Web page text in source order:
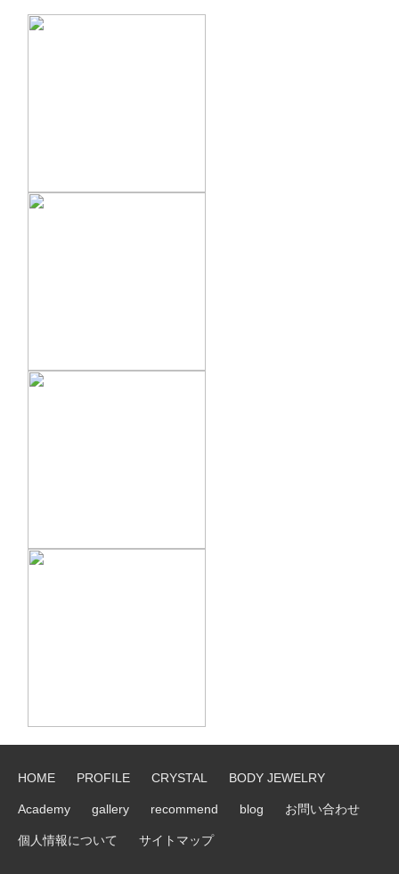
HOME PROFILE CRYSTAL BODY JEWELRY
Academy gallery recommend blog お問い合わせ
個人情報について サイトマップ